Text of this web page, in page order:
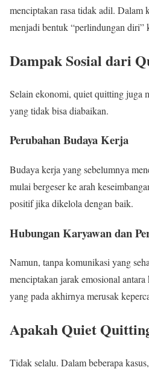
menciptakan rasa tidak adil.
menjadi bentuk “perlindungan diri”
Dampak Sosial dari
Selain ekonomi, quiet quitting juga
yang tidak bisa diabaikan.
Perubahan Budaya Kerja
Budaya kerja yang sebelumnya
mulai bergeser ke arah
positif jika dikelola dengan baik.
Hubungan Karyawan dan
Namun, tanpa komunikasi yang
menciptakan jarak emosional
yang pada akhirnya merusak
Apakah Quiet
Tidak selalu. Dalam beberapa